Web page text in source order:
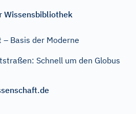
Wissensbibliothek
– Basis der Moderne
Schnell um den Globus